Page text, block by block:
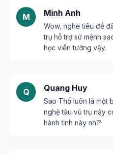
M Minh Anh
Wow, nghe tiêu đề
trụ hỗ trợ sứ mệnh
học viễn tưởng vậy.
Q Quang Huy
Sao Thổ luôn là một
nghệ tàu vũ trụ này
hành tinh này nhỉ?